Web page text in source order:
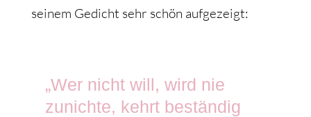
seinem Gedicht sehr schön aufgezeigt:
„Wer nicht will, wird nie
zunichte, kehrt beständig